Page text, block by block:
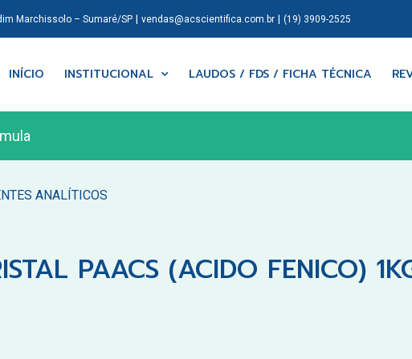
Marchissolo – Sumaré/SP| vendas@acscientifica.com.br| (19) 3909-2525
INÍCIO INSTITUCIONAL LAUDOS / FDS / FICHA TÉCNICA
ANALÍTICOS
PAACS (ACIDO FENICO)